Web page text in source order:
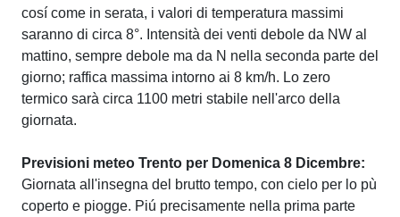
cosí come in serata, i valori di temperatura massimi
saranno di circa 8°. Intensità dei venti debole da NW al
mattino, sempre debole ma da N nella seconda parte del
giorno; raffica massima intorno ai 8 km/h. Lo zero
termico sarà circa 1100 metri stabile nell'arco della
giornata.
Previsioni meteo Trento per Domenica 8 Dicembre:
Giornata all'insegna del brutto tempo, con cielo per lo pù
coperto e piogge. Piú precisamente nella prima parte